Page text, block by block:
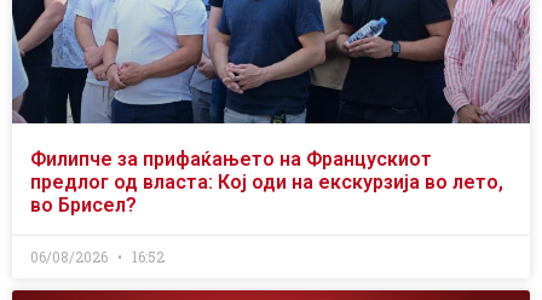
Филипче за прифаќањето на Францускиот
предлог од власта: Кој оди на екскурзија во лето,
во Брисел?
06/08/2026 16:52